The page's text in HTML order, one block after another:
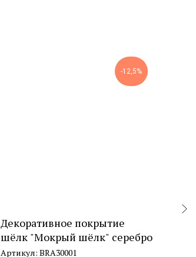
-12,5%
Декоративное покрытие
шёлк "Мокрый шёлк" серебро
Артикул: BRA30001